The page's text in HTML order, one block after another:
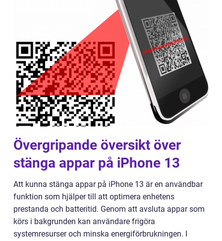
Övergripande översikt över
stänga appar på iPhone 13
Att kunna stänga appar på iPhone 13 är en användbar
funktion som hjälper till att optimera enhetens
prestanda och batteritid. Genom att avsluta appar som
körs i bakgrunden kan användare frigöra
systemresurser och minska energiförbrukningen. I